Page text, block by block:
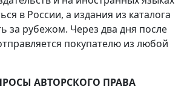
в России, а издания из каталога
за рубежом. Через два дня после
покупателю из любой
АВТОРСКОГО ПРАВА